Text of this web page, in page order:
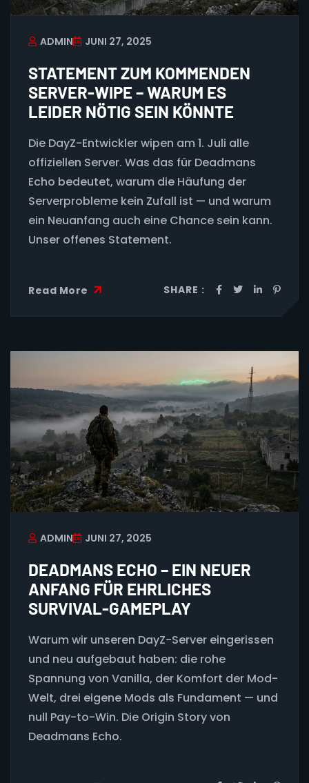
ADMIN JUNI 27, 2025
STATEMENT ZUM KOMMENDEN
SERVER-WIPE – WARUM ES
LEIDER NÖTIG SEIN KÖNNTE
Die DayZ-Entwickler wipen am 1. Juli alle
offiziellen Server. Was das für Deadmans
Echo bedeutet, warum die Häufung der
Serverprobleme kein Zufall ist — und warum
ein Neuanfang auch eine Chance sein kann.
Unser offenes Statement.
Read More SHARE :
ADMIN JUNI 27, 2025
DEADMANS ECHO – EIN NEUER
ANFANG FÜR EHRLICHES
SURVIVAL-GAMEPLAY
Warum wir unseren DayZ-Server eingerissen
und neu aufgebaut haben: die rohe
Spannung von Vanilla, der Komfort der Mod-
Welt, drei eigene Mods als Fundament — und
null Pay-to-Win. Die Origin Story von
Deadmans Echo.